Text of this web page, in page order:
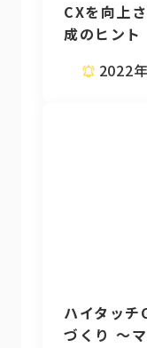
CXを向上
成のヒント
2022
ハイタッチ
づくり ～